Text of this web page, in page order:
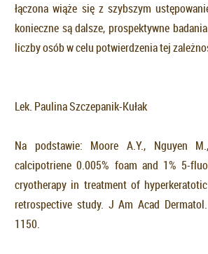
łączona wiąże się z szybszym
konieczne są dalsze, prospektywne
liczby osób w celu potwierdzenia tej
Lek. Paulina Szczepanik-Kułak
Na podstawie: Moore A.Y., Nguyen
calcipotriene 0.005% foam and 1% 5-
cryotherapy in treatment of
retrospective study. J Am Acad
1150.